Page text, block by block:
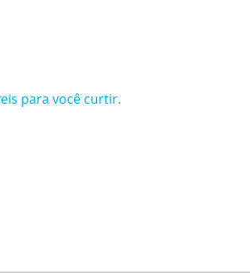
para você curtir.